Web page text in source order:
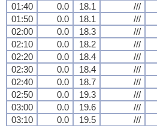
01:40
0.0 18.1 ///
01:50
0.0 18.1 ///
02:00
0.0 18.3 ///
02:10
0.0 18.2 ///
02:20
0.0 18.4 ///
02:30
0.0 18.4 ///
02:40
0.0 18.7 ///
02:50
0.0 19.3 ///
03:00
0.0 19.6 ///
03:10
0.0 19.5 ///